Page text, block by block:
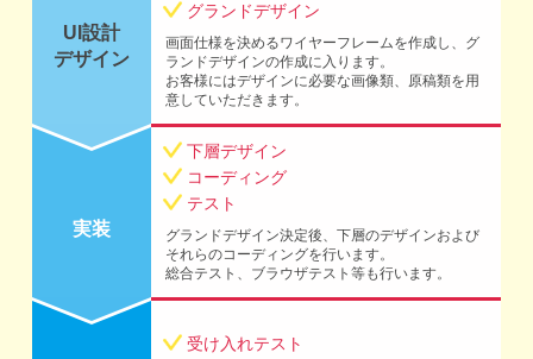
UI設計
デザイン
グランドデザイン
画面仕様を決めるワイヤーフレームを作成し、グ
ランドデザインの作成に入ります。
お客様にはデザインに必要な画像類、原稿類を用
意していただきます。
実装
下層デザイン
コーディング
テスト
グランドデザイン決定後、下層のデザインおよび
それらのコーディングを行います。
総合テスト、ブラウザテスト等も行います。
受け入れテスト